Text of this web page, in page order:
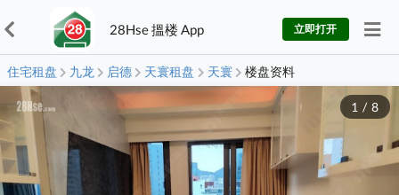
28Hse 搵楼 App 立即打开
住宅租盘 九龙 启德 天寰租盘 天寰 楼盘资料
1 / 8